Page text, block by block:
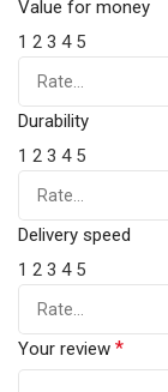
Value for money
1 2 3 4 5
Durability
1 2 3 4 5
Delivery speed
1 2 3 4 5
Your review *